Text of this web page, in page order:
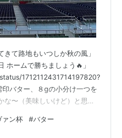
きて路地もいつしか秋の風」
ホームで勝ちましょう🔥」
1712112431714197820?
バター、８gの小分け一つを
な〜（美味しいけど）と思っ
。 今日はニンジン・セロ
ァン杯 #バター